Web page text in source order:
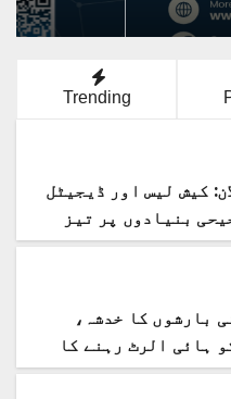
Trending
کیش لیس اور ڈیجیٹل
بنیادوں پر تیز
بارشوں کا خدشہ،
ہائی الرٹ رہنے کا